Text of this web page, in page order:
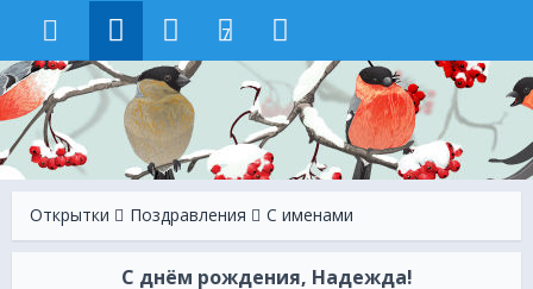
7
Открытки Поздравления С именами
С днём рождения, Надежда!